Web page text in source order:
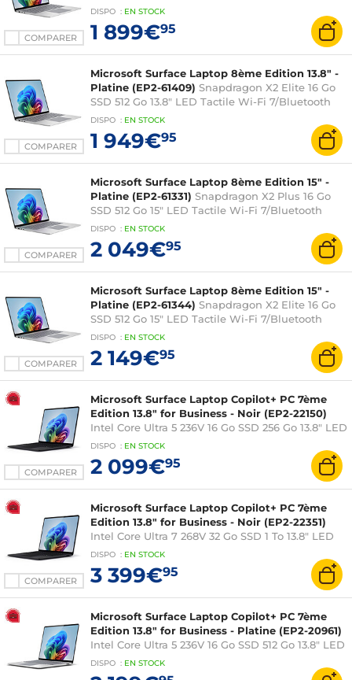
COMPARER
Webcam Windows 11 Famille
DISPO : EN STOCK
1 899€95
COMPARER
Microsoft Surface Laptop 8ème Edition 13.8" -
Platine (EP2-61409) Snapdragon X2 Elite 16 Go
SSD 512 Go 13.8" LED Tactile Wi-Fi 7/Bluetooth
Webcam Windows 11 Famille
DISPO : EN STOCK
1 949€95
COMPARER
Microsoft Surface Laptop 8ème Edition 15" -
Platine (EP2-61331) Snapdragon X2 Plus 16 Go
SSD 512 Go 15" LED Tactile Wi-Fi 7/Bluetooth
Webcam Windows 11 Famille
DISPO : EN STOCK
2 049€95
COMPARER
Microsoft Surface Laptop 8ème Edition 15" -
Platine (EP2-61344) Snapdragon X2 Elite 16 Go
SSD 512 Go 15" LED Tactile Wi-Fi 7/Bluetooth
Webcam Windows 11 Famille
DISPO : EN STOCK
2 149€95
COMPARER
Microsoft Surface Laptop Copilot+ PC 7ème
Edition 13.8" for Business - Noir (EP2-22150)
Intel Core Ultra 5 236V 16 Go SSD 256 Go 13.8" LED
Tactile Wi-Fi 7/Bluetooth Webcam Windows 11
DISPO : EN STOCK
2 099€95
COMPARER
Microsoft Surface Laptop Copilot+ PC 7ème
Edition 13.8" for Business - Noir (EP2-22351)
Intel Core Ultra 7 268V 32 Go SSD 1 To 13.8" LED
Tactile Wi-Fi 7/Bluetooth Webcam Windows 11
DISPO : EN STOCK
3 399€95
Microsoft Surface Laptop Copilot+ PC 7ème
Edition 13.8" for Business - Platine (EP2-20961)
Intel Core Ultra 5 236V 16 Go SSD 512 Go 13.8" LED
Tactile Wi-Fi 7/Bluetooth Webcam Windows 11
Professionnel
DISPO : EN STOCK